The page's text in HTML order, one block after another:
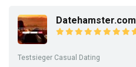
Datehamster.com
Testsieger Casual Dating